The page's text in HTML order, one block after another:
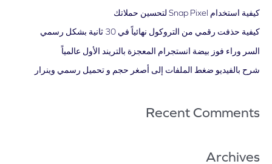
ن
كيفية استخدام Snap Pixel لتحسين حملاتك
كيفية حذفت رقمي من التروكول نهائياً في 30 ثانية بشكل رسمي
السر وراء فوز بيضة انستجرام المعجزة بالتريند الأول عالمياً
شرح بالفيديو ضغط الملفات إلى أصغر حجم و تحميل رسمي وينرار
Recent Comments
Archives